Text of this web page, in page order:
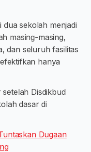
sekolah menjadi
masing-masing,
dan seluruh fasilitas
hanya
Disdikbud
dasar di
Dugaan